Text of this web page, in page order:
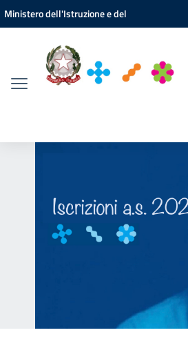
Vai ai contenuti
Vai al menu di navigazione
Vai al footer
Ministero dell'Istruzione e del